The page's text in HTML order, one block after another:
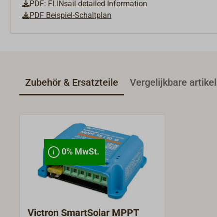
PDF: FLINsail detailed Information
PDF Beispiel-Schaltplan
Zubehör & Ersatzteile Vergelijkbare
0% MwSt.
Victron SmartSolar MPPT